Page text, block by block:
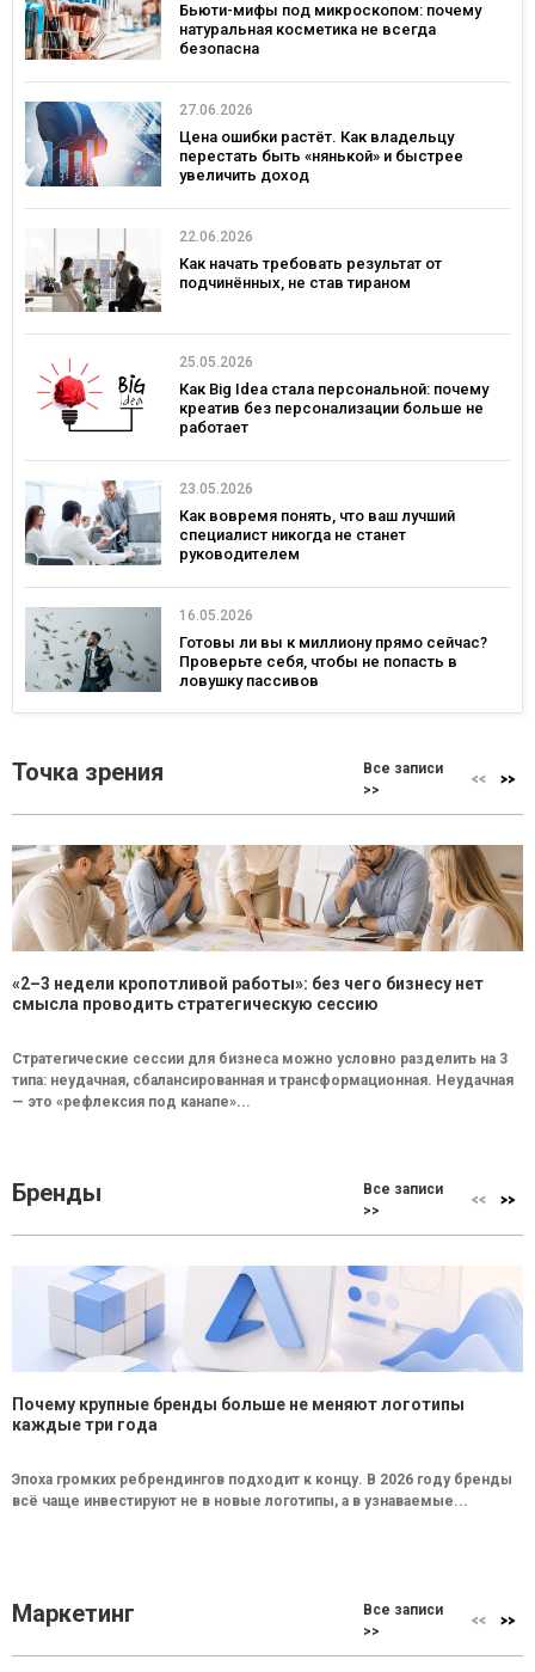
Бьюти-мифы под микроскопом: почему
натуральная косметика не всегда
безопасна
27.06.2026
Цена ошибки растёт. Как владельцу
перестать быть «нянькой» и быстрее
увеличить доход
22.06.2026
Как начать требовать результат от
подчинённых, не став тираном
25.05.2026
Как Big Idea стала персональной: почему
креатив без персонализации больше не
работает
23.05.2026
Как вовремя понять, что ваш лучший
специалист никогда не станет
руководителем
16.05.2026
Готовы ли вы к миллиону прямо сейчас?
Проверьте себя, чтобы не попасть в
ловушку пассивов
Точка зрения
Все записи
>>
«2–3 недели кропотливой работы»: без чего бизнесу нет
смысла проводить стратегическую сессию
Стратегические сессии для бизнеса можно условно разделить на 3
типа: неудачная, сбалансированная и трансформационная. Неудачная
— это «рефлексия под канапе»...
Бренды
Все записи
>>
Почему крупные бренды больше не меняют логотипы
каждые три года
Эпоха громких ребрендингов подходит к концу. В 2026 году бренды
всё чаще инвестируют не в новые логотипы, а в узнаваемые...
Маркетинг
Все записи
>>